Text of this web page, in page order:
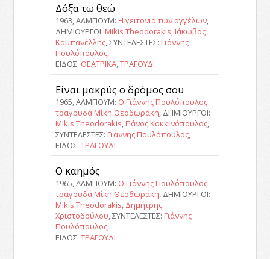
Δόξα τω θεώ
1963, ΑΛΜΠΟΥΜ: Η γειτονιά των αγγέλων,
ΔΗΜΙΟΥΡΓΟΙ: Mikis Theodorakis, Ιάκωβος
Καμπανέλλης, ΣΥΝΤΕΛΕΣΤΕΣ: Γιάννης
Πουλόπουλος,
ΕΙΔΟΣ: ΘΕΑΤΡΙΚΑ,ΤΡΑΓΟΥΔΙ
Είναι μακρύς ο δρόμος σου
1965, ΑΛΜΠΟΥΜ: Ο Γιάννης Πουλόπουλος
τραγουδά Μίκη Θεοδωράκη, ΔΗΜΙΟΥΡΓΟΙ:
Mikis Theodorakis, Πάνος Κοκκινόπουλος,
ΣΥΝΤΕΛΕΣΤΕΣ: Γιάννης Πουλόπουλος,
ΕΙΔΟΣ: ΤΡΑΓΟΥΔΙ
Ο καημός
1965, ΑΛΜΠΟΥΜ: Ο Γιάννης Πουλόπουλος
τραγουδά Μίκη Θεοδωράκη, ΔΗΜΙΟΥΡΓΟΙ:
Mikis Theodorakis, Δημήτρης
Χριστοδούλου, ΣΥΝΤΕΛΕΣΤΕΣ: Γιάννης
Πουλόπουλος,
ΕΙΔΟΣ: ΤΡΑΓΟΥΔΙ